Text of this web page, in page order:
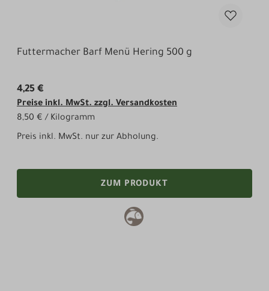
Futtermacher Barf Menü Hering 500 g
4,25 €
Preise inkl. MwSt. zzgl. Versandkosten
8,50 € / Kilogramm
Preis inkl. MwSt. nur zur Abholung.
ZUM PRODUKT